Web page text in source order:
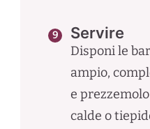
Servire
Disponi le
ampio,
e
calde o